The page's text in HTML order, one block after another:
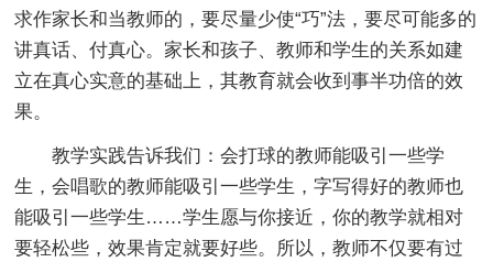
求作家长和当教师的，要尽量少使“巧”法，要尽可能多的
讲真话、付真心。家长和孩子、教师和学生的关系如建
立在真心实意的基础上，其教育就会收到事半功倍的效
果。
教学实践告诉我们：会打球的教师能吸引一些学
生，会唱歌的教师能吸引一些学生，字写得好的教师也
能吸引一些学生……学生愿与你接近，你的教学就相对
要轻松些，效果肯定就要好些。所以，教师不仅要有过